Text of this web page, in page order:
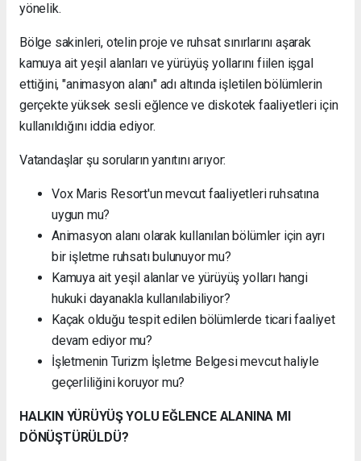
yönelik.
Bölge sakinleri, otelin proje ve ruhsat sınırlarını aşarak
kamuya ait yeşil alanları ve yürüyüş yollarını fiilen işgal
ettiğini, "animasyon alanı" adı altında işletilen bölümlerin
gerçekte yüksek sesli eğlence ve diskotek faaliyetleri için
kullanıldığını iddia ediyor.
Vatandaşlar şu soruların yanıtını arıyor:
Vox Maris Resort'un mevcut faaliyetleri ruhsatına
uygun mu?
Animasyon alanı olarak kullanılan bölümler için ayrı
bir işletme ruhsatı bulunuyor mu?
Kamuya ait yeşil alanlar ve yürüyüş yolları hangi
hukuki dayanakla kullanılabiliyor?
Kaçak olduğu tespit edilen bölümlerde ticari faaliyet
devam ediyor mu?
İşletmenin Turizm İşletme Belgesi mevcut haliyle
geçerliliğini koruyor mu?
HALKIN YÜRÜYÜŞ YOLU EĞLENCE ALANINA MI
DÖNÜŞTÜRÜLDÜ?